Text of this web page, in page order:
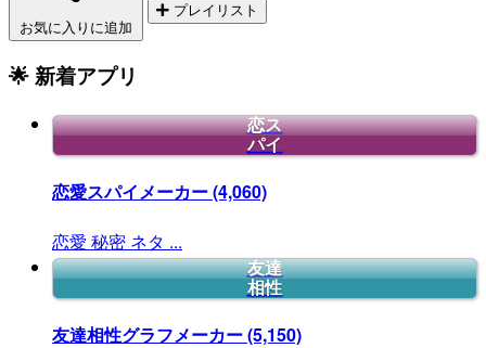
お気に入りに追加
プレイリスト
🌟 新着アプリ
恋ス
パイ
恋愛スパイメーカー(4,060)
恋愛 秘密 ネタ ...
友達
相性
友達相性グラフメーカー(5,150)